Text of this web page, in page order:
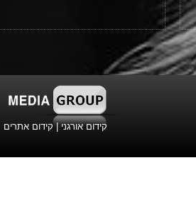
קידום אורגני|קידום אתרים